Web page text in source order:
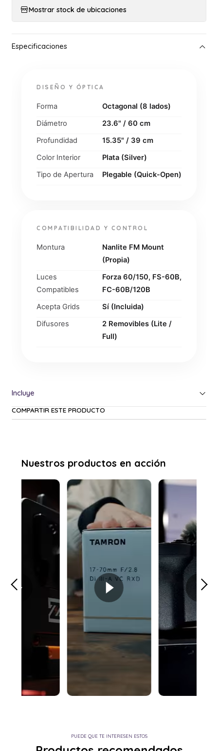
Mostrar stock de ubicaciones
DISEÑO Y ÓPTICA
Forma
Octagonal (8 lados)
Diámetro
23.6" / 60 cm
Profundidad
15.35" / 39 cm
Color Interior
Plata (Silver)
Tipo de Apertura
Plegable (Quick-Open)
COMPATIBILIDAD Y CONTROL
Montura
Nanlite FM Mount
(Propia)
Luces
Compatibles
Forza 60/150, FS-60B,
FC-60B/120B
Acepta Grids
Sí (Incluida)
Difusores
2 Removibles (Lite /
Full)
COMPARTIR ESTE PRODUCTO
PUEDE QUE TE INTERESEN ESTOS